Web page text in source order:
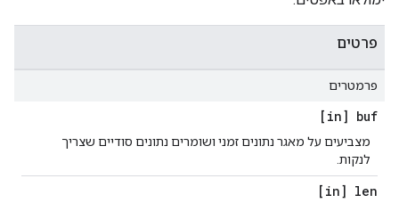
פרטים
פרמטרים
[in] buf
מצביעים על מאגר נתונים זמני ושומרים נתונים סודיים שצריך
לנקות.
[in] len